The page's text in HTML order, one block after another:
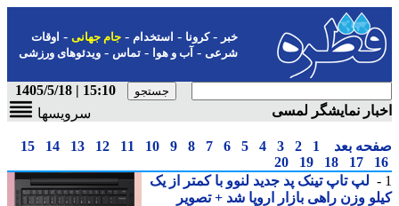
-کرونا-استخدام- جام جهانی-اوقات
شرعی-آب و هوا-تماس-ویدئوهای ورزشی
15:10 | 1405/5/18
نمایشگر لمسی
سرویسها
بعد 1
2
3
4
5
6
7
8
9
10
11
12
13
14
15
17
18
19
20
لپ تاپ تینک پد جدید لنوو با کمتر از یک
وزن راهی بازار اروپا شد + تصویر